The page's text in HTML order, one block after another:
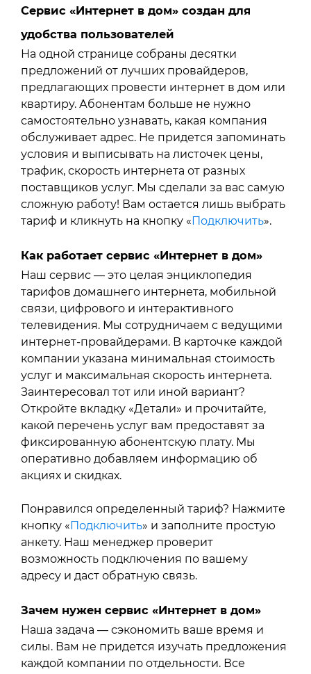
Сервис «Интернет в дом» создан для
удобства пользователей
На одной странице собраны десятки
предложений от лучших провайдеров,
предлагающих провести интернет в дом или
квартиру. Абонентам больше не нужно
самостоятельно узнавать, какая компания
обслуживает адрес. Не придется запоминать
условия и выписывать на листочек цены,
трафик, скорость интернета от разных
поставщиков услуг. Мы сделали за вас самую
сложную работу! Вам остается лишь выбрать
тариф и кликнуть на кнопку « Подключить».
Как работает сервис «Интернет в дом»
Наш сервис — это целая энциклопедия
тарифов домашнего интернета, мобильной
связи, цифрового и интерактивного
телевидения. Мы сотрудничаем с ведущими
интернет-провайдерами. В карточке каждой
компании указана минимальная стоимость
услуг и максимальная скорость интернета.
Заинтересовал тот или иной вариант?
Откройте вкладку «Детали» и прочитайте,
какой перечень услуг вам предоставят за
фиксированную абонентскую плату. Мы
оперативно добавляем информацию об
акциях и скидках.
Понравился определенный тариф? Нажмите
кнопку « Подключить» и заполните простую
анкету. Наш менеджер проверит
возможность подключения по вашему
адресу и даст обратную связь.
Зачем нужен сервис «Интернет в дом»
Наша задача — сэкономить ваше время и
силы. Вам не придется изучать предложения
каждой компании по отдельности. Все